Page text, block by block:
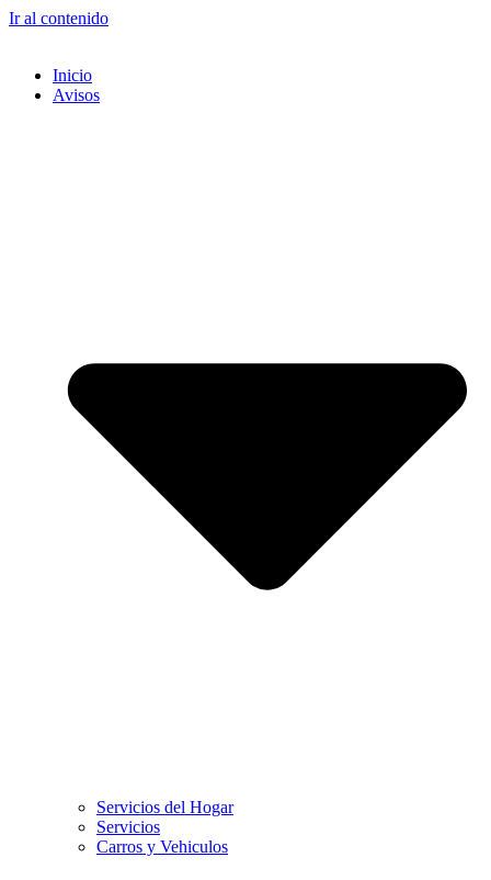
Ir al contenido
Inicio
Avisos
Servicios del Hogar
Servicios
Carros y Vehiculos